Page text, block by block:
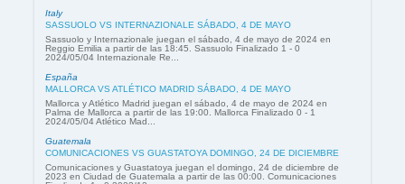
Italy
SASSUOLO VS INTERNAZIONALE SÁBADO, 4 DE MAYO
Sassuolo y Internazionale juegan el sábado, 4 de mayo de 2024 en
Reggio Emilia a partir de las 18:45. Sassuolo Finalizado 1 - 0
2024/05/04 Internazionale Re...
España
MALLORCA VS ATLÉTICO MADRID SÁBADO, 4 DE MAYO
Mallorca y Atlético Madrid juegan el sábado, 4 de mayo de 2024 en
Palma de Mallorca a partir de las 19:00. Mallorca Finalizado 0 - 1
2024/05/04 Atlético Mad...
Guatemala
COMUNICACIONES VS GUASTATOYA DOMINGO, 24 DE DICIEMBRE
Comunicaciones y Guastatoya juegan el domingo, 24 de diciembre de
2023 en Ciudad de Guatemala a partir de las 00:00. Comunicaciones